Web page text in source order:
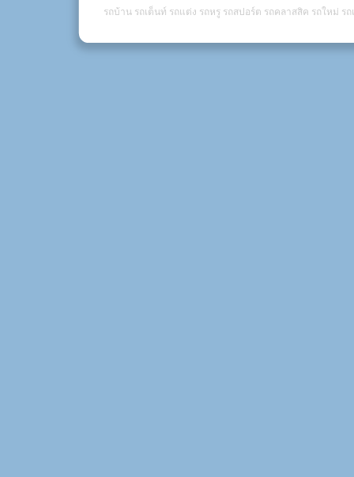
รถบ้าน รถเต็นท์ รถแต่ง รถหรู รถสปอร์ต รถคลาสสิค รถใหม่ รถ